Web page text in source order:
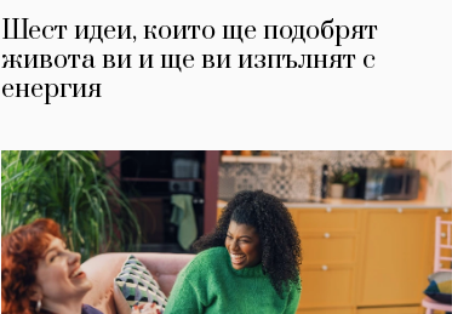
Шест идеи, които ще подобрят
живота ви и ще ви изпълнят с
енергия